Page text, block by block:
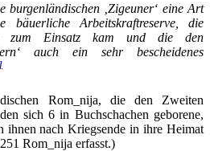
burgenländischen ‚Zigeuner‘ eine Art
bäuerliche Arbeitskraftreserve, die
zum Einsatz kam und die den
auch ein sehr bescheidenes
Rom_nija, die den Zweiten
sich 6 in Buchschachen geborene,
ihnen nach Kriegsende in ihre Heimat
Rom_nija erfasst.)